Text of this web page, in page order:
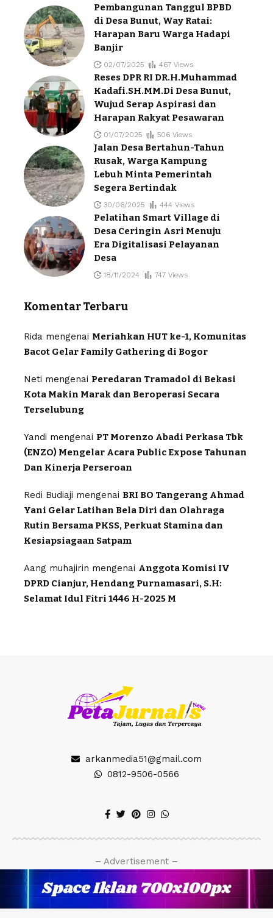
Pembangunan Tanggul BPBD
di Desa Bunut, Way Ratai:
Harapan Baru Warga Hadapi
Banjir
02/07/2025 467 Views
Reses DPR RI DR.H.Muhammad
Kadafi.SH.MM.Di Desa Bunut,
Wujud Serap Aspirasi dan
Harapan Rakyat Pesawaran
01/07/2025 506 Views
Jalan Desa Bertahun-Tahun
Rusak, Warga Kampung
Lebuh Minta Pemerintah
Segera Bertindak
30/06/2025 444 Views
Pelatihan Smart Village di
Desa Ceringin Asri Menuju
Era Digitalisasi Pelayanan
Desa
18/11/2024 747 Views
Komentar Terbaru
Rida mengenai Meriahkan HUT ke-1, Komunitas
Bacot Gelar Family Gathering di Bogor
Neti mengenai Peredaran Tramadol di Bekasi
Kota Makin Marak dan Beroperasi Secara
Terselubung
Yandi mengenai PT Morenzo Abadi Perkasa Tbk
(ENZO) Mengelar Acara Public Expose Tahunan
Dan Kinerja Perseroan
Redi Budiaji mengenai BRI BO Tangerang Ahmad
Yani Gelar Latihan Bela Diri dan Olahraga
Rutin Bersama PKSS, Perkuat Stamina dan
Kesiapsiagaan Satpam
Aang muhajirin mengenai Anggota Komisi IV
DPRD Cianjur, Hendang Purnamasari, S.H:
Selamat Idul Fitri 1446 H-2025 M
arkanmedia51@gmail.com
0812-9506-0566
– Advertisement –